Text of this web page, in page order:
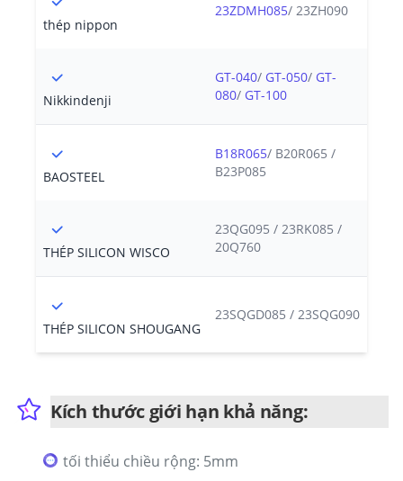
thép nippon
23ZDMH085/ 23ZH090
Nikkindenji
GT-040/ GT-050/ GT-
080/ GT-100
BAOSTEEL
B18R065/ B20R065 /
B23P085
THÉP SILICON WISCO
23QG095 / 23RK085 /
20Q760
THÉP SILICON SHOUGANG
23SQGD085 / 23SQG090
Kích thước giới hạn khả năng:
tối thiểu chiều rộng: 5mm